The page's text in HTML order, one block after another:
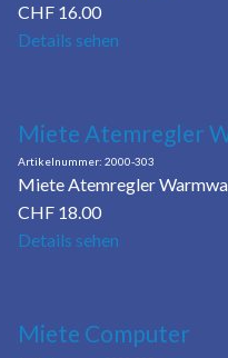
CHF 16.00
Details sehen
Miete Atemregler
2000-303
Miete Atemregler
CHF 18.00
Details sehen
Miete Computer